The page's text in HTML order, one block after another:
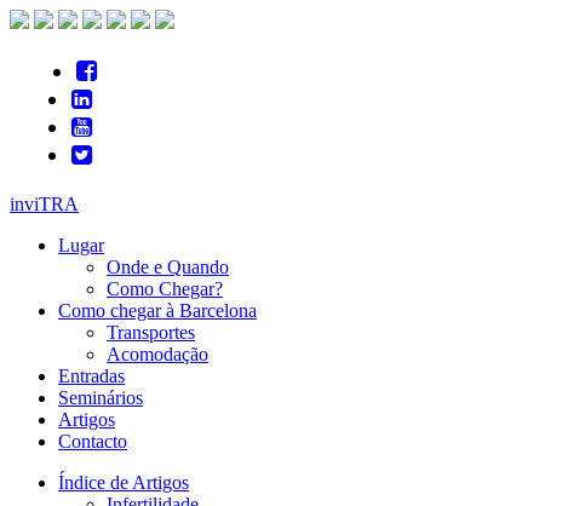
inviTRA
Lugar
Onde e Quando
Como Chegar?
Como chegar à Barcelona
Transportes
Acomodação
Entradas
Seminários
Artigos
Contacto
Índice de Artigos